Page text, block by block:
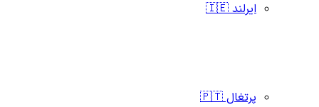
ایرلند 🇮🇪
پرتغال 🇵🇹